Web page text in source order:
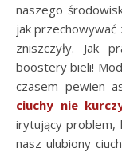
naszego
jak przechowywać
zniszczyły. Jak
boostery bieli!
czasem pewien
ciuchy nie
irytujący problem,
nasz ulubiony